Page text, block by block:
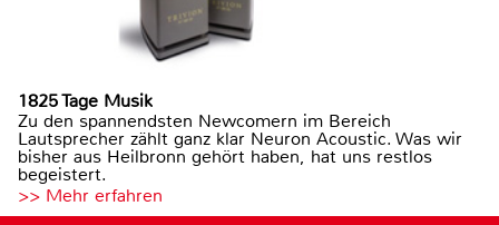
1825 Tage Musik
Zu den spannendsten Newcomern im Bereich
Lautsprecher zählt ganz klar Neuron Acoustic. Was wir
bisher aus Heilbronn gehört haben, hat uns restlos
begeistert.
>> Mehr erfahren